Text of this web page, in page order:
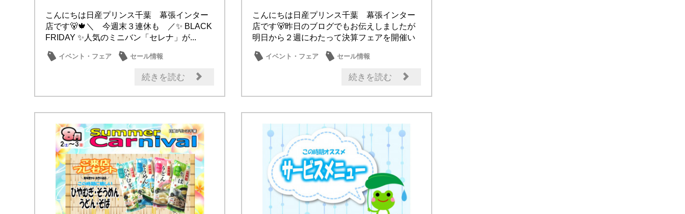
こんにちは日産プリンス千葉 幕張インター
店です🐻🍁＼ 今週末３連休も ／✨ BLACK
FRIDAY ✨人気のミニバン「セレナ」が...
イベント・フェア
セール情報
続きを読む
こんにちは日産プリンス千葉 幕張インター
店です🐻昨日のブログでもお伝えしましたが
明日から２週にわたって決算フェアを開催い
イベント・フェア
セール情報
成約特典
続きを読む